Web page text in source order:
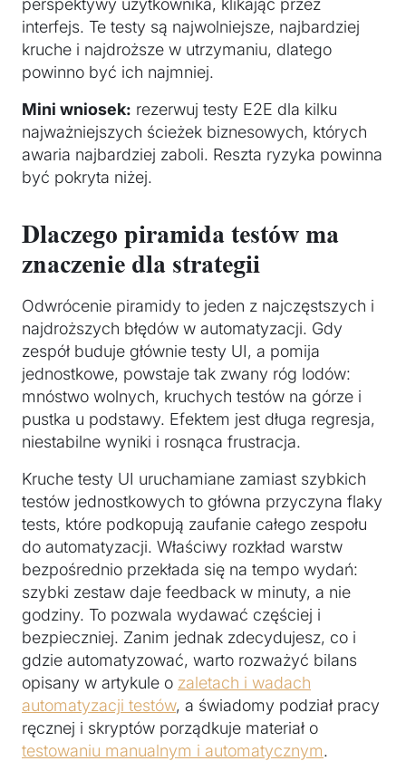
perspektywy użytkownika, klikając przez
interfejs. Te testy są najwolniejsze, najbardziej
kruche i najdroższe w utrzymaniu, dlatego
powinno być ich najmniej.
Mini wniosek: rezerwuj testy E2E dla kilku
najważniejszych ścieżek biznesowych, których
awaria najbardziej zaboli. Reszta ryzyka powinna
być pokryta niżej.
Dlaczego piramida testów ma
znaczenie dla strategii
Odwrócenie piramidy to jeden z najczęstszych i
najdroższych błędów w automatyzacji. Gdy
zespół buduje głównie testy UI, a pomija
jednostkowe, powstaje tak zwany róg lodów:
mnóstwo wolnych, kruchych testów na górze i
pustka u podstawy. Efektem jest długa regresja,
niestabilne wyniki i rosnąca frustracja.
Kruche testy UI uruchamiane zamiast szybkich
testów jednostkowych to główna przyczyna flaky
tests, które podkopują zaufanie całego zespołu
do automatyzacji. Właściwy rozkład warstw
bezpośrednio przekłada się na tempo wydań:
szybki zestaw daje feedback w minuty, a nie
godziny. To pozwala wydawać częściej i
bezpieczniej. Zanim jednak zdecydujesz, co i
gdzie automatyzować, warto rozważyć bilans
opisany w artykule o zaletach i wadach
automatyzacji testów, a świadomy podział pracy
ręcznej i skryptów porządkuje materiał o
testowaniu manualnym i automatycznym.